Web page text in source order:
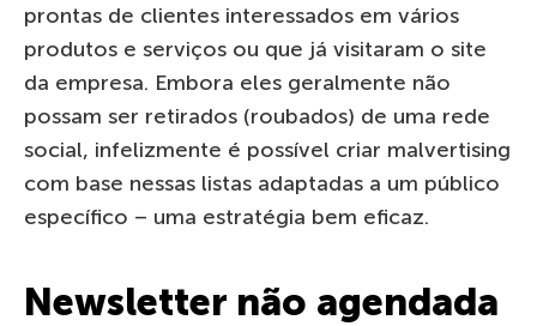
prontas de clientes interessados em vários
produtos e serviços ou que já visitaram o site
da empresa. Embora eles geralmente não
possam ser retirados (roubados) de uma rede
social, infelizmente é possível criar malvertising
com base nessas listas adaptadas a um público
específico – uma estratégia bem eficaz.
Newsletter não agendada